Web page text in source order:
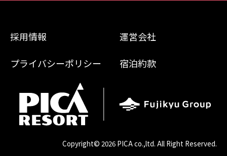
採用情報 運営会社
プライバシーポリシー 宿泊約款
Copyright© 2026 PICA co.,ltd. All Right Reserved.